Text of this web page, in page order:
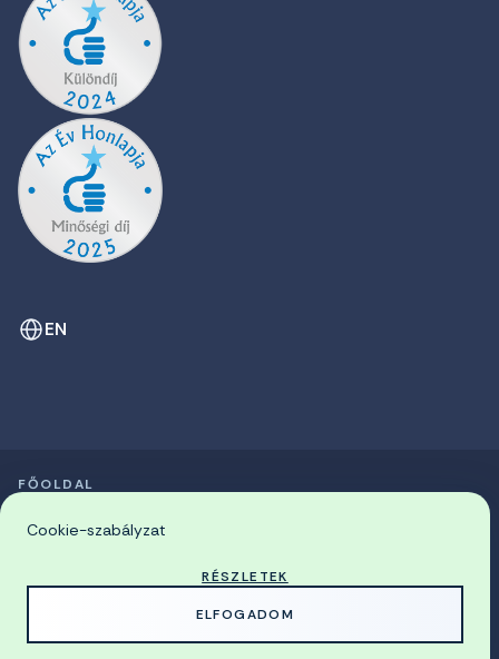
EN
© 2026 Miskolci Egyetem
FŐOLDAL
Cookie-szabályzat
RÉSZLETEK
ELFOGADOM